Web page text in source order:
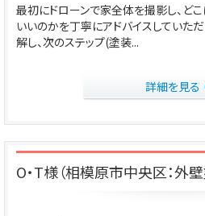
最初にドローンで家全体を撮影し、ど
いいのかを丁寧にアドバイスしていた
解し、次のステップ(塗装...
詳細を見る
O・T様（相模原市中央区：外